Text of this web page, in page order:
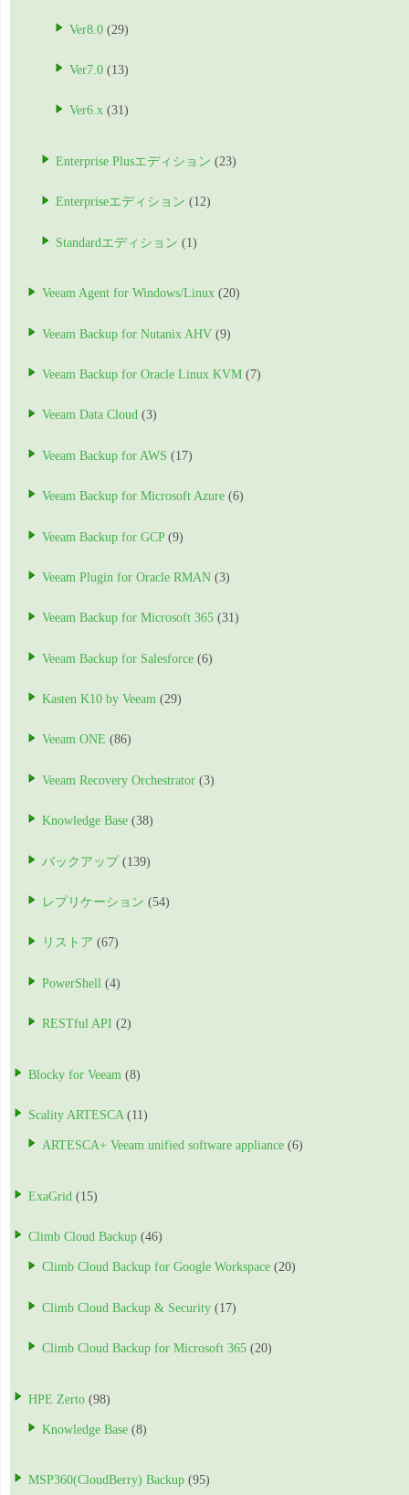
Ver8.0 (29)
Ver7.0 (13)
Ver6.x (31)
Enterprise Plusエディション (23)
Enterpriseエディション (12)
Standardエディション (1)
Veeam Agent for Windows/Linux (20)
Veeam Backup for Nutanix AHV (9)
Veeam Backup for Oracle Linux KVM (7)
Veeam Data Cloud (3)
Veeam Backup for AWS (17)
Veeam Backup for Microsoft Azure (6)
Veeam Backup for GCP(9)
Veeam Plugin for Oracle RMAN (3)
Veeam Backup for Microsoft 365 (31)
Veeam Backup for Salesforce (6)
Kasten K10 by Veeam (29)
Veeam ONE (86)
Veeam Recovery Orchestrator (3)
Knowledge Base (38)
バックアップ(139)
レプリケーション (54)
リストア (67)
PowerShell (4)
RESTful API (2)
Blocky for Veeam (8)
Scality ARTESCA(11)
ARTESCA+ Veeam unified software appliance (6)
ExaGrid (15)
Climb Cloud Backup (46)
Climb Cloud Backup for Google Workspace (20)
Climb Cloud Backup & Security (17)
Climb Cloud Backup for Microsoft 365 (20)
HPE Zerto (98)
Knowledge Base (8)
MSP360(CloudBerry) Backup (95)